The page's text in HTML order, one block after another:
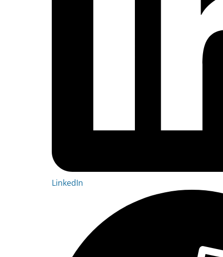
LinkedIn